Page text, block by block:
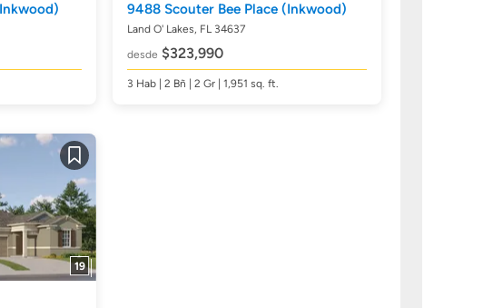
9488 Scouter Bee Place (Inkwood)
Land O' Lakes, FL 34637
desde $323,990
3 Hab| 2 Bñ | 2 Gr | 1,951 sq. ft.
Guardar
19